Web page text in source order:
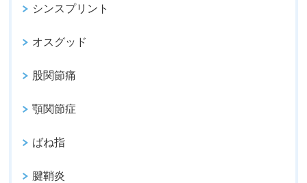
シンスプリント
オスグッド
股関節痛
顎関節症
ばね指
腱鞘炎